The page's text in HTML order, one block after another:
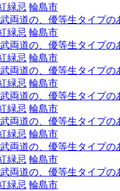
緑忌 輪島市
両道の、優等生タイプ
緑忌 輪島市
両道の、優等生タイプ
緑忌 輪島市
両道の、優等生タイプ
緑忌 輪島市
両道の、優等生タイプ
緑忌 輪島市
両道の、優等生タイプ
緑忌 輪島市
両道の、優等生タイプ
緑忌 輪島市
両道の、優等生タイプ
緑忌 輪島市